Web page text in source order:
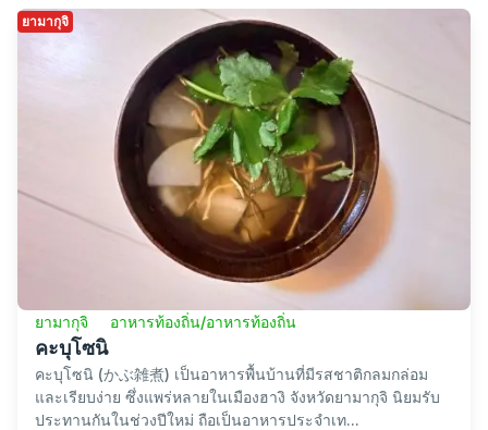
ยามากุจิ
ยามากุจิ อาหารท้องถิ่น/อาหารท้องถิ่น
คะบุโซนิ
คะบุโซนิ (かぶ雑煮) เป็นอาหารพื้นบ้านที่มีรสชาติกลมกล่อม
และเรียบง่าย ซึ่งแพร่หลายในเมืองฮางิ จังหวัดยามากุจิ นิยมรับ
ประทานกันในช่วงปีใหม่ ถือเป็นอาหารประจำเท...